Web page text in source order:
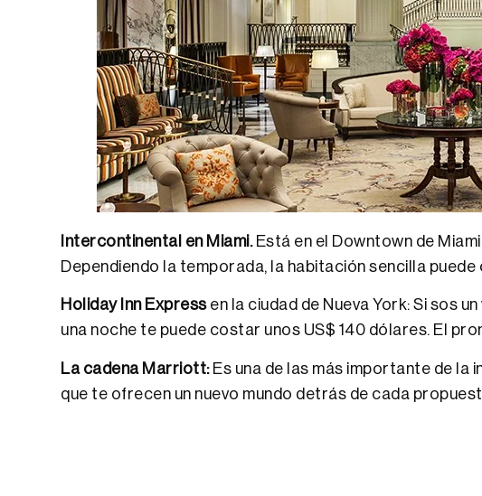
Intercontinental en Miami.Está en el Downtown de
Dependiendo la temporada, la habitación sencilla
Holiday Inn Expressen la ciudad de Nueva York: Si sos
una noche te puede costar unos US$ 140 dólares. El
La cadena Marriott:Es una de las más importante de la
que te ofrecen un nuevo mundo detrás de cada